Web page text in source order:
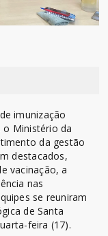
imunização
o Ministério da
da gestão
destacados,
vacinação, a
nas
se reuniram
de Santa
feira (17).